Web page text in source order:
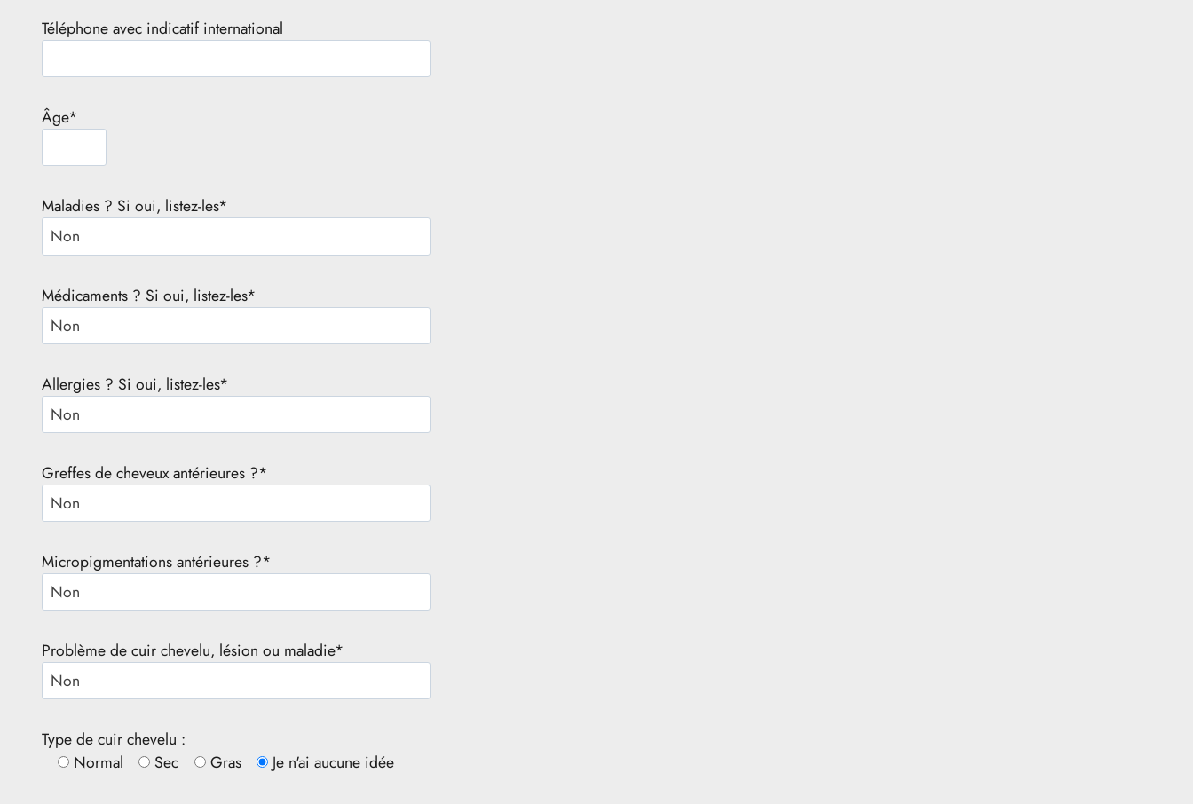
Téléphone avec indicatif international
Âge*
Maladies ? Si oui, listez-les*
Médicaments ? Si oui, listez-les*
Allergies ? Si oui, listez-les*
Greffes de cheveux antérieures ?*
Micropigmentations antérieures ?*
Problème de cuir chevelu, lésion ou maladie*
Type de cuir chevelu :
Normal
Sec Gras Je n'ai aucune idée